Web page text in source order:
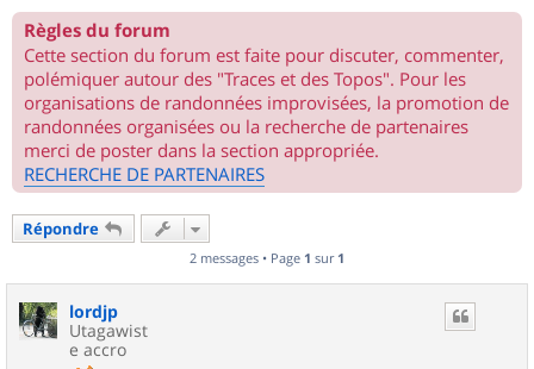
Règles du forum
Cette section du forum est faite pour discuter, commenter,
polémiquer autour des "Traces et des Topos". Pour les
organisations de randonnées improvisées, la promotion de
randonnées organisées ou la recherche de partenaires
merci de poster dans la section appropriée.
RECHERCHE DE PARTENAIRES
Répondre
2 messages • Page 1 sur 1
lordjp
Utagawist
e accro